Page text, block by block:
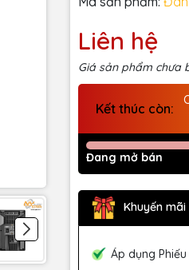
Liên hệ
Giá sản phẩm chưa
Kết thúc còn:
Đang mở bán
Khuyến mãi
Áp dụng